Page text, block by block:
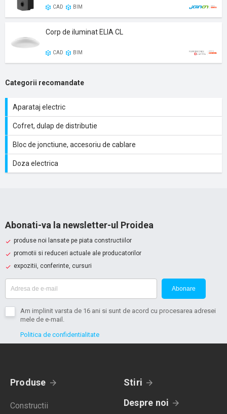
CAD BIM
Corp de iluminat ELIA CL
CAD BIM
Categorii recomandate
Aparataj electric
Cofret, dulap de distributie
Bloc de jonctiune, accesoriu de cablare
Doza electrica
Abonati-va la newsletter-ul Proidea
produse noi lansate pe piata constructiilor
promotii si reduceri actuale ale producatorilor
expozitii, conferinte, cursuri
Abonare
Am implinit varsta de 16 ani si sunt de acord cu procesarea adresei
mele de e-mail.
Politica de confidentialitate
Produse
Constructii
Stiri
Despre noi